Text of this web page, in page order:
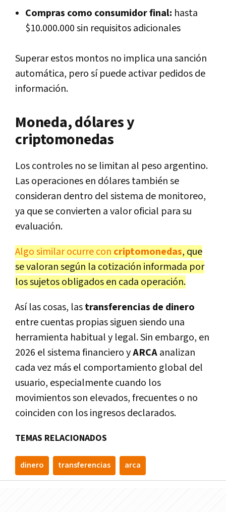
Compras como consumidor final: hasta
$10.000.000 sin requisitos adicionales
Superar estos montos no implica una sanción
automática, pero sí puede activar pedidos de
información.
Moneda, dólares y
criptomonedas
Los controles no se limitan al peso argentino.
Las operaciones en dólares también se
consideran dentro del sistema de monitoreo,
ya que se convierten a valor oficial para su
evaluación.
Algo similar ocurre con criptomonedas, que
se valoran según la cotización informada por
los sujetos obligados en cada operación.
Así las cosas, lastransferencias de dinero
entre cuentas propias siguen siendo una
herramienta habitual y legal. Sin embargo, en
2026 el sistema financiero yARCAanalizan
cada vez más el comportamiento global del
usuario, especialmente cuando los
movimientos son elevados, frecuentes o no
coinciden con los ingresos declarados.
TEMAS RELACIONADOS
dinero transferencias arca